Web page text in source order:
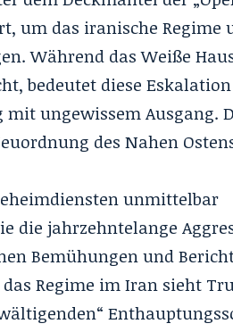
um das iranische Regime
Während das Weiße
bedeutet diese
ungewissem Ausgang.
des Nahen
unmittelbar
die jahrzehntelange
Bemühungen und
Regime im Iran sieht